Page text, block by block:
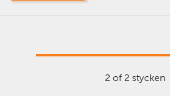
2 of 2 stycken